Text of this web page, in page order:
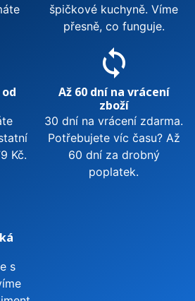
špičkové kuchyně. Víme
přesně, co funguje.
Kč.
sync
Až 60 dní na vrácení
zboží
30 dní na vrácení zdarma.
Potřebujete víc času? Až
60 dní za drobný
poplatek.
s